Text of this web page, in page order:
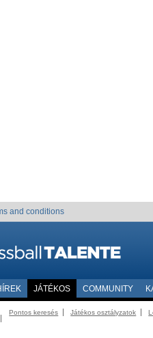
and conditions
JÁTÉKOS COMMUNITY
Pontos keresés Játékos osztályzatok